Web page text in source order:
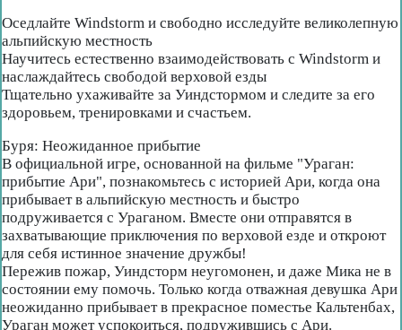
Оседлайте Windstorm и свободно исследуйте великолепную
альпийскую местность
Научитесь естественно взаимодействовать с Windstorm и
наслаждайтесь свободой верховой езды
Тщательно ухаживайте за Уиндстормом и следите за его
здоровьем, тренировками и счастьем.
Буря: Неожиданное прибытие
В официальной игре, основанной на фильме "Ураган:
прибытие Ари", познакомьтесь с историей Ари, когда она
прибывает в альпийскую местность и быстро
подруживается с Ураганом. Вместе они отправятся в
захватывающие приключения по верховой езде и откроют
для себя истинное значение дружбы!
Пережив пожар, Уиндсторм неугомонен, и даже Мика не в
состоянии ему помочь. Только когда отважная девушка Ари
неожиданно прибывает в прекрасное поместье Кальтенбах,
Ураган может успокоиться, подружившись с Ари.